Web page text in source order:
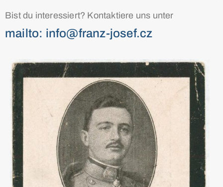
Bist du interessiert? Kontaktiere uns unter
mailto: info@franz-josef.cz